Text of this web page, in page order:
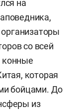
на
со всей
конные
которая
бойцами. До
из